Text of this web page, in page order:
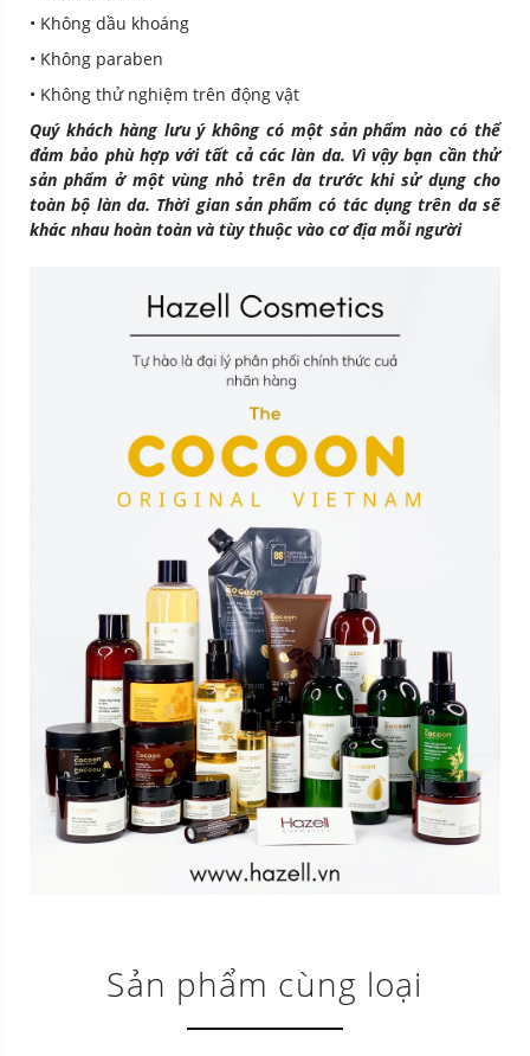
• Không dầu khoáng
• Không paraben
• Không thử nghiệm trên động vật
Quý khách hàng lưu ý không có một sản phẩm nào có thể
đảm bảo phù hợp với tất cả các làn da. Vì vậy bạn cần thử
sản phẩm ở một vùng nhỏ trên da trước khi sử dụng cho
toàn bộ làn da. Thời gian sản phẩm có tác dụng trên da sẽ
khác nhau hoàn toàn và tùy thuộc vào cơ địa mỗi người
Sản phẩm cùng loại